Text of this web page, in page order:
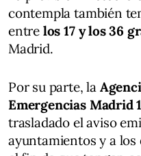
contempla también
entre los 17 y los 36
Madrid.
Por su parte, la
Emergencias Madrid
trasladado el aviso
ayuntamientos y a